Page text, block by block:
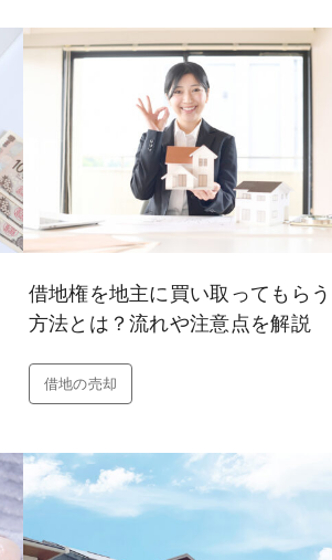
借地権を地主に買い取ってもらう
方法とは？流れや注意点を解説
借地の売却